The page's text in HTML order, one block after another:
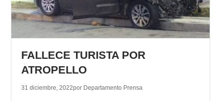
APP MÓVIL
FALLECE TURISTA POR
ATROPELLO
31 diciembre, 2022por Departamento Prensa